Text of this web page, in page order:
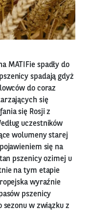
MATIFie spadły do
spadają gdyż
do coraz
się
się Rosji z
uczestników
wolumeny starej
się na
pszenicy ozimej u
na tym etapie
wyraźnie
pszenicy
sezonu w związku z